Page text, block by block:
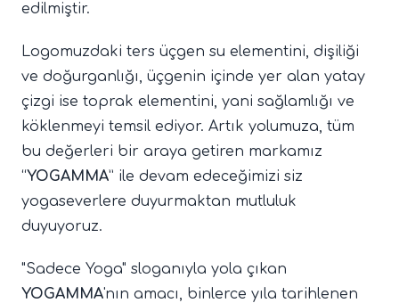
edilmiştir.
Logomuzdaki ters üçgen su elementini, dişiliği
ve doğurganlığı, üçgenin içinde yer alan yatay
çizgi ise toprak elementini, yani sağlamlığı ve
köklenmeyi temsil ediyor. Artık yolumuza, tüm
bu değerleri bir araya getiren markamız
“YOGAMMA” ile devam edeceğimizi siz
yogaseverlere duyurmaktan mutluluk
duyuyoruz.
"Sadece Yoga" sloganıyla yola çıkan
YOGAMMA'nın amacı, binlerce yıla tarihlenen